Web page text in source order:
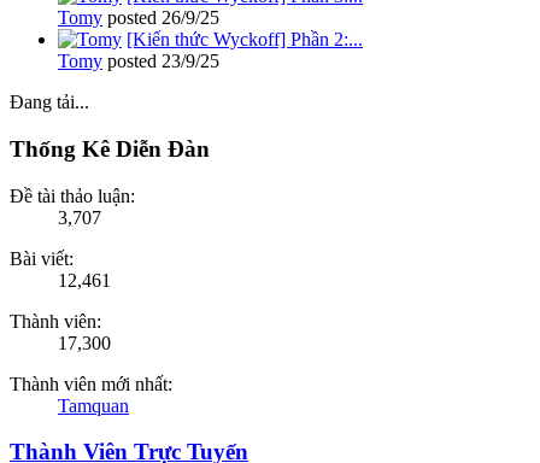
Tomy posted 26/9/25
[Kiến thức Wyckoff] Phần 2:...
Tomy posted 23/9/25
Đang tải...
Thống Kê Diễn Đàn
Đề tài thảo luận:
3,707
Bài viết:
12,461
Thành viên:
17,300
Thành viên mới nhất:
Tamquan
Thành Viên Trực Tuyến